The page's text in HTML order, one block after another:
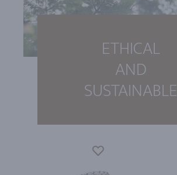
ETHICAL
AND
SUSTAINABLE